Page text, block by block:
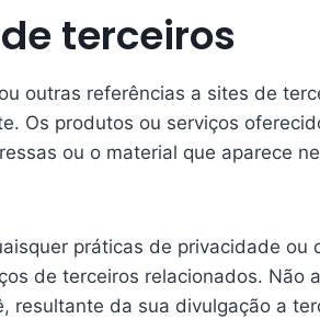
terceiros
outras referências a sites de
Os produtos ou serviços
ou o material que aparece
práticas de privacidade
de terceiros relacionados.
resultante da sua divulgação a